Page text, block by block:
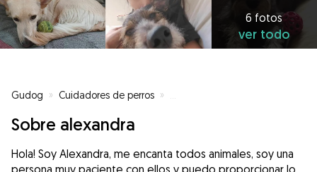
6 fotos
ver todo
Gudog » Cuidadores de perros »
Sobre alexandra
Hola! Soy Alexandra, me encanta todos animales, soy una